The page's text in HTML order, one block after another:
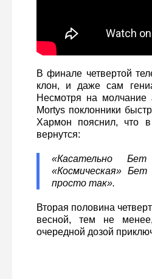
В финале четвертой
клон, и даже сам
Несмотря на молчание
Mortys поклонники
Хармон пояснил, что
вернутся:
«Касательно
«Космическая»
просто так».
Вторая половина
весной, тем не
очередной дозой